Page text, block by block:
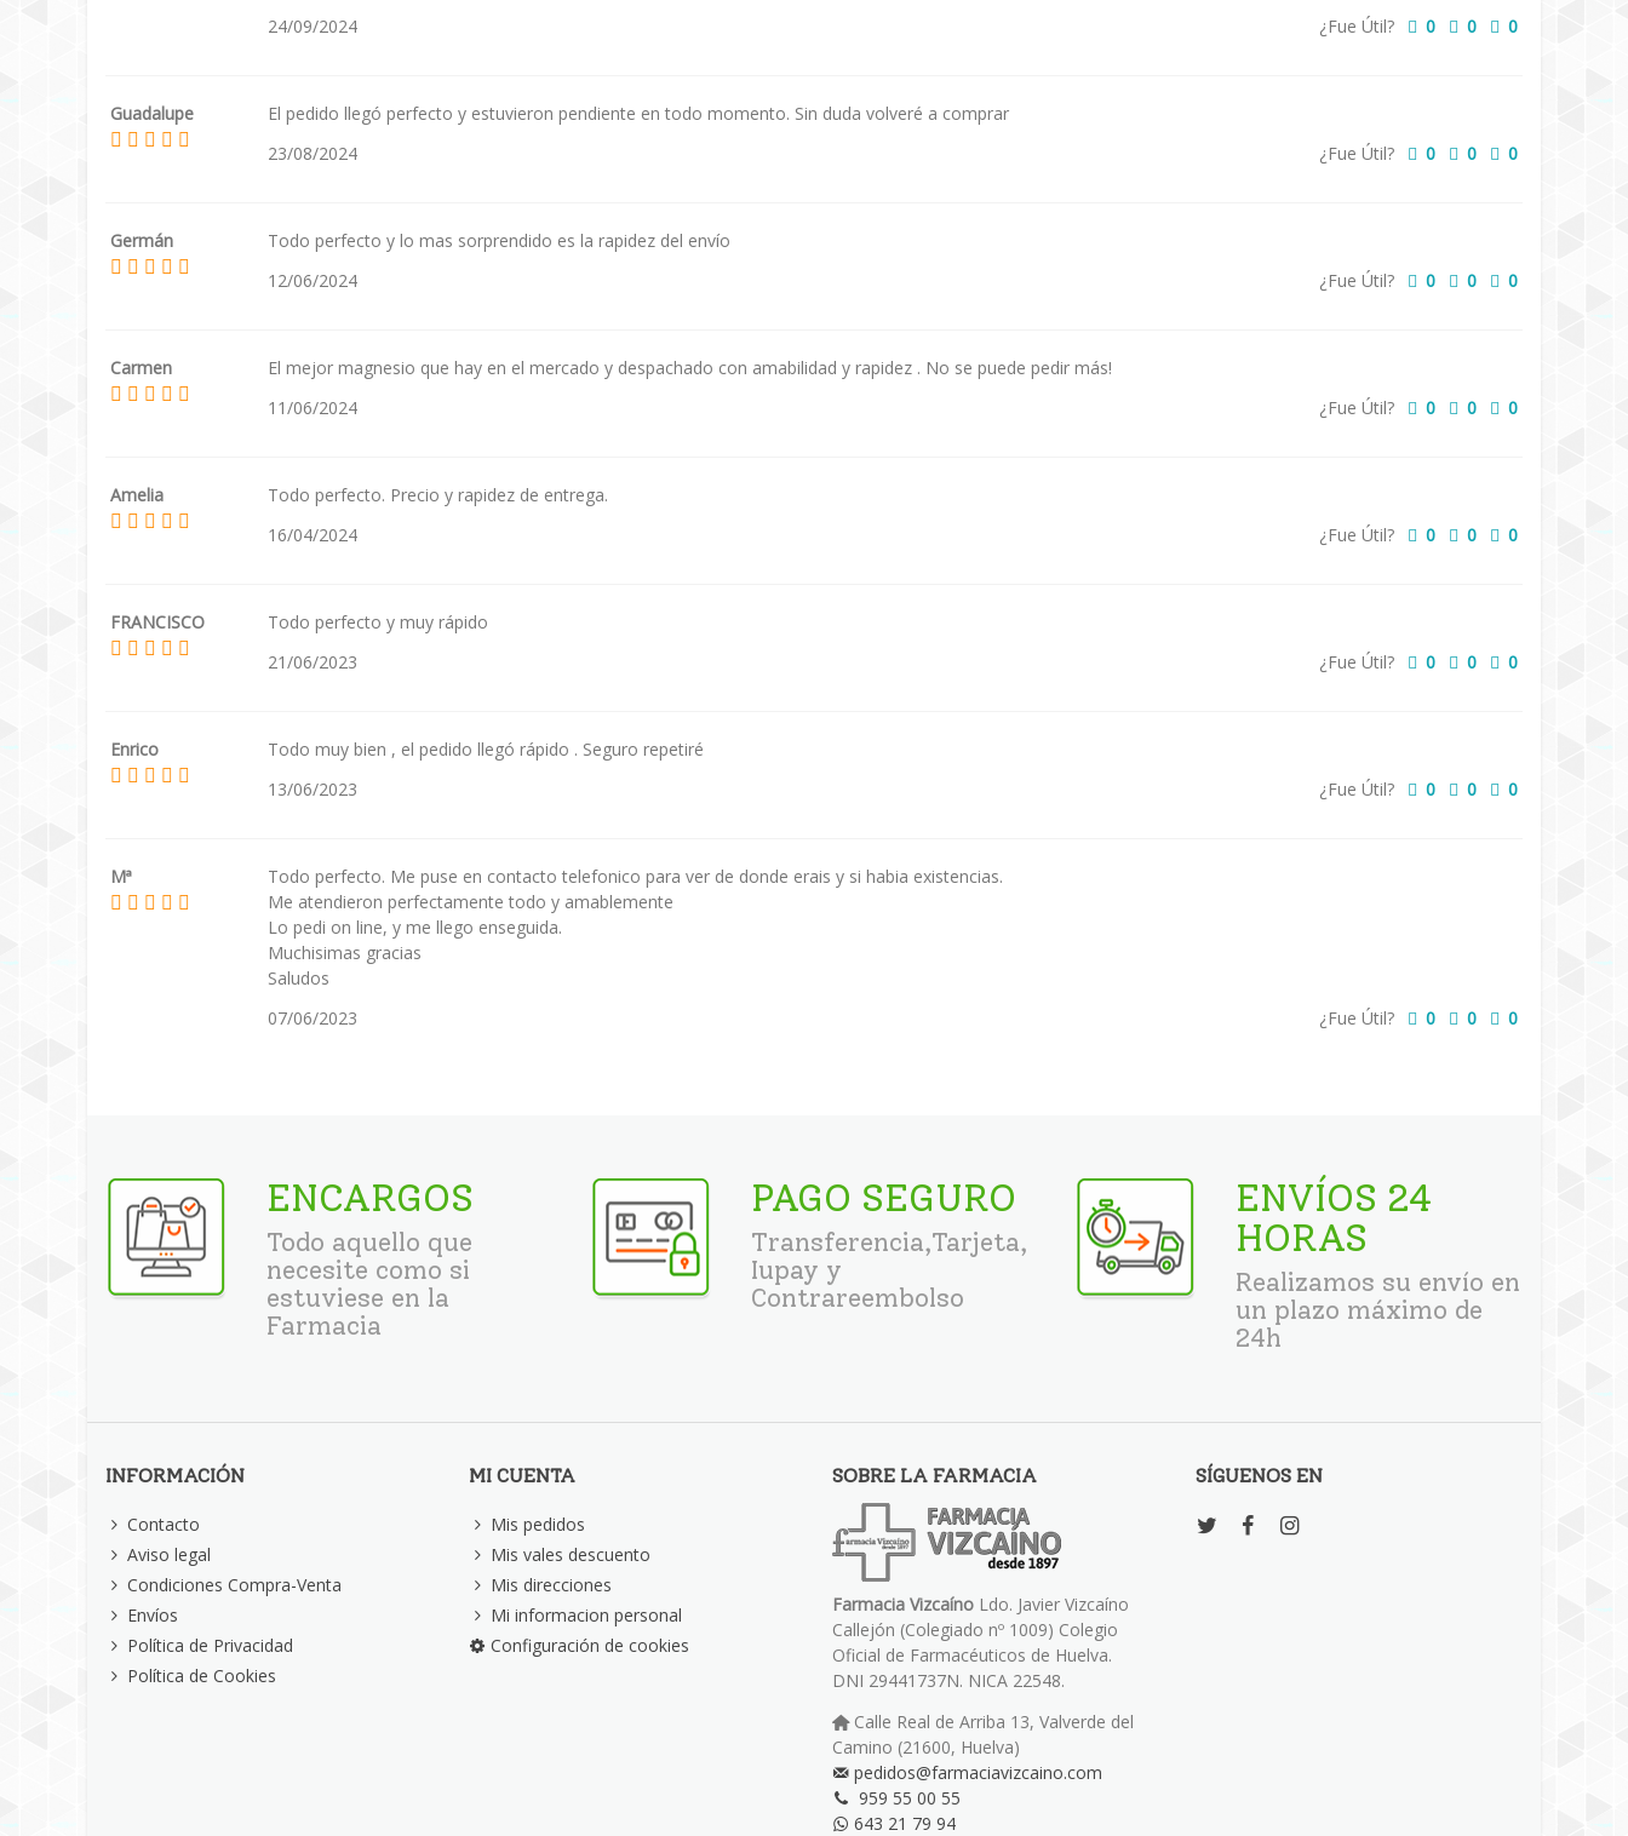
24/09/2024
¿Fue Útil? 0 0 0
Guadalupe
El pedido llegó perfecto y estuvieron pendiente en todo momento. Sin duda volveré a comprar
23/08/2024
¿Fue Útil? 0 0 0
Germán
Todo perfecto y lo mas sorprendido es la rapidez del envío
12/06/2024
¿Fue Útil? 0 0 0
Carmen
El mejor magnesio que hay en el mercado y despachado con amabilidad y rapidez . No se puede pedir más!
11/06/2024
¿Fue Útil? 0 0 0
Amelia
Todo perfecto. Precio y rapidez de entrega.
16/04/2024
¿Fue Útil? 0 0 0
FRANCISCO
Todo perfecto y muy rápido
21/06/2023
¿Fue Útil? 0 0 0
Enrico
Todo muy bien , el pedido llegó rápido . Seguro repetiré
13/06/2023
¿Fue Útil? 0 0 0
Mª
Todo perfecto. Me puse en contacto telefonico para ver de donde erais y si habia existencias.
Me atendieron perfectamente todo y amablemente
Lo pedi on line, y me llego enseguida.
Muchisimas gracias
Saludos
07/06/2023
¿Fue Útil? 0 0 0
ENCARGOS
Todo aquello que
necesite como si
estuviese en la
Farmacia
PAGO SEGURO
Transferencia,Tarjeta,
Iupay y
Contrareembolso
ENVÍOS 24
HORAS
Realizamos su envío en
un plazo máximo de
24h
INFORMACIÓN
Contacto
Aviso legal
Condiciones Compra-Venta
Envíos
Política de Privacidad
Política de Cookies
MI CUENTA
Mis pedidos
Mis vales descuento
Mis direcciones
Mi informacion personal
Configuración de cookies
SOBRE LA FARMACIA
Farmacia Vizcaíno Ldo. Javier Vizcaíno
Callejón (Colegiado nº 1009) Colegio
Oficial de Farmacéuticos de Huelva.
DNI 29441737N. NICA 22548.
Calle Real de Arriba 13, Valverde del
Camino (21600, Huelva)
pedidos@farmaciavizcaino.com
959 55 00 55
643 21 79 94
SÍGUENOS EN